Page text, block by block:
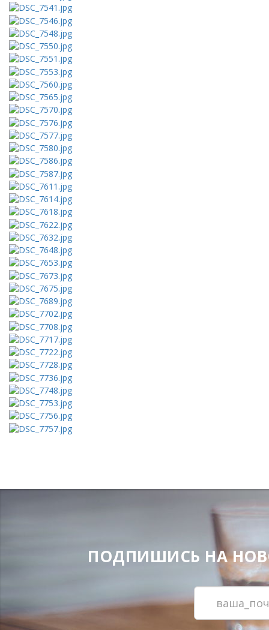
ПОДПИШИСЬ НА